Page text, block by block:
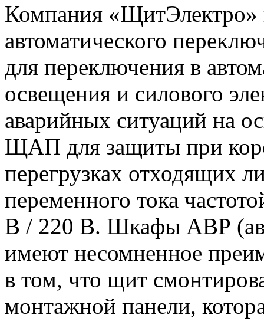
Компания «ЩитЭлектро»
автоматического
для переключения в
освещения и силового
аварийных ситуаций на
ЩАП для защиты при
перегрузках отходящих
переменного тока
В / 220 В. Шкафы АВР
имеют несомненное
в том, что щит
монтажной панели,